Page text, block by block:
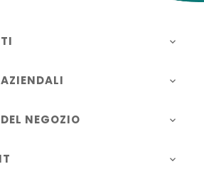


NEGOZIO 
